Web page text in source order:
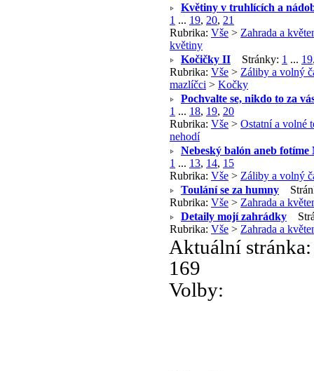
Květiny v truhlících a
1 ... 19, 20, 21
Rubrika: Vše > Zahrada a
květiny
Kočičky II
Stránky: 1 ... 19
Rubrika: Vše > Záliby a volný
mazlíčci > Kočky
Pochvalte se, nikdo to za
1 ... 18, 19, 20
Rubrika: Vše > Ostatní a volné
nehodí
Nebeský balón aneb fotíme
1 ... 13, 14, 15
Rubrika: Vše > Záliby a volný
Toulání se za humny
Rubrika: Vše > Zahrada a
Detaily mojí zahrádky
Rubrika: Vše > Zahrada a
Aktuální
169
Volby: